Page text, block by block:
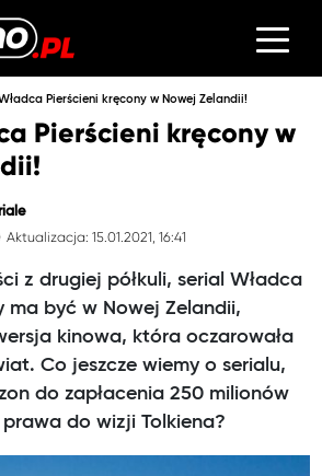
Pierścieni kręcony w Nowej Zelandii!
Pierścieni kręcony w
Aktualizacja: 15.01.2021, 16:41
z drugiej półkuli, serial Władca
ma być w Nowej Zelandii,
kinowa, która oczarowała
Co jeszcze wiemy o serialu,
do zapłacenia 250 milionów
do wizji Tolkiena?